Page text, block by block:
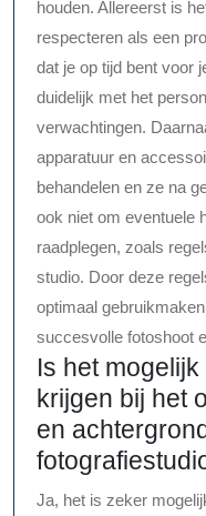
houden. Allereerst is
respecteren als een
dat je op tijd bent voor
duidelijk met het
verwachtingen.
apparatuur en
behandelen en ze na
ook niet om eventuele
raadplegen, zoals
studio. Door deze
optimaal
succesvolle fotoshoot
Is het
krijgen bij het
en
Ja, het is zeker